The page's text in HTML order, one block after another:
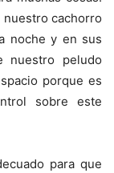
nuestro cachorro
noche y en sus
nuestro peludo
porque es
sobre este
para que